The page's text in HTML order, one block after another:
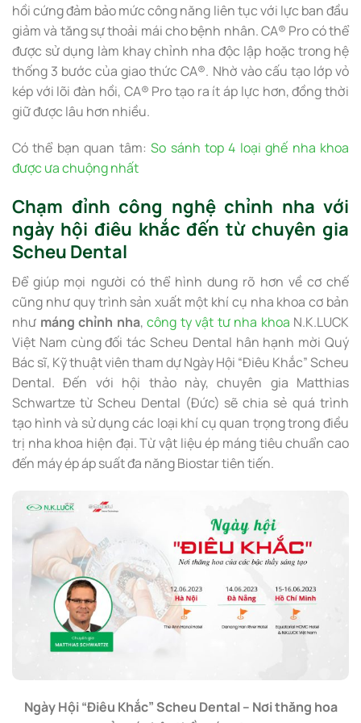
hồi cứng đảm bảo mức công năng liên tục với lực ban đầu
giảm và tăng sự thoải mái cho bệnh nhân. CA® Pro có thể
được sử dụng làm khay chỉnh nha độc lập hoặc trong hệ
thống 3 bước của giao thức CA®. Nhờ vào cấu tạo lớp vỏ
kép với lõi đàn hồi, CA® Pro tạo ra ít áp lực hơn, đồng thời
giữ được lâu hơn nhiều.
Có thể bạn quan tâm:So sánh top 4 loại ghế nha khoa
được ưa chuộng nhất
Chạm đỉnh công nghệ chỉnh nha với
ngày hội điêu khắc đến từ chuyên gia
Scheu Dental
Để giúp mọi người có thể hình dung rõ hơn về cơ chế
cũng như quy trình sản xuất một khí cụ nha khoa cơ bản
như máng chỉnh nha, công ty vật tư nha khoa N.K.LUCK
Việt Nam cùng đối tác Scheu Dental hân hạnh mời Quý
Bác sĩ, Kỹ thuật viên tham dự Ngày Hội “Điêu Khắc” Scheu
Dental. Đến với hội thảo này, chuyên gia Matthias
Schwartze từ Scheu Dental (Đức) sẽ chia sẻ quá trình
tạo hình và sử dụng các loại khí cụ quan trọng trong điều
trị nha khoa hiện đại. Từ vật liệu ép máng tiêu chuẩn cao
đến máy ép áp suất đa năng Biostar tiên tiến.
Ngày Hội “Điêu Khắc” Scheu Dental – Nơi thăng hoa